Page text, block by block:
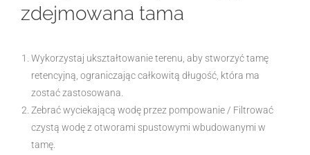
zdejmowana tama
Wykorzystaj ukształtowanie terenu, aby stworzyć tamę
retencyjną, ograniczając całkowitą długość, która ma
zostać zastosowana.
Zebrać wyciekającą wodę przez pompowanie / Filtrować
czystą wodę z otworami spustowymi wbudowanymi w
tamę.